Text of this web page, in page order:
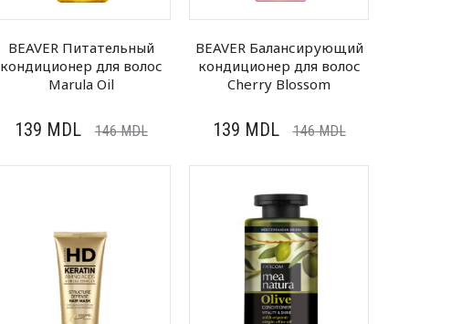
BEAVER Питательный
кондиционер для волос
Marula Oil
139 MDL 146MDL
BEAVER Балансирующий
кондиционер для волос
Cherry Blossom
139 MDL 146MDL